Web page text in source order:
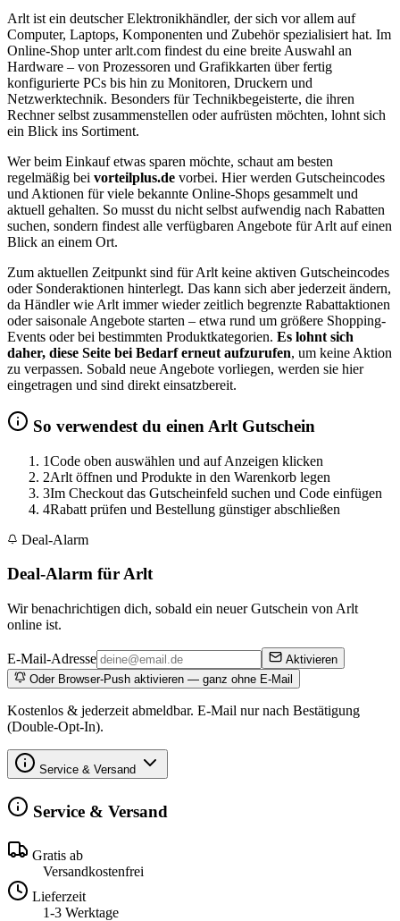
Arlt ist ein deutscher Elektronikhändler, der sich vor allem auf
Computer, Laptops, Komponenten und Zubehör spezialisiert hat. Im
Online-Shop unter arlt.com findest du eine breite Auswahl an
Hardware – von Prozessoren und Grafikkarten über fertig
konfigurierte PCs bis hin zu Monitoren, Druckern und
Netzwerktechnik. Besonders für Technikbegeisterte, die ihren
Rechner selbst zusammenstellen oder aufrüsten möchten, lohnt sich
ein Blick ins Sortiment.
Wer beim Einkauf etwas sparen möchte, schaut am besten
regelmäßig bei vorteilplus.de vorbei. Hier werden Gutscheincodes
und Aktionen für viele bekannte Online-Shops gesammelt und
aktuell gehalten. So musst du nicht selbst aufwendig nach Rabatten
suchen, sondern findest alle verfügbaren Angebote für Arlt auf einen
Blick an einem Ort.
Zum aktuellen Zeitpunkt sind für Arlt keine aktiven Gutscheincodes
oder Sonderaktionen hinterlegt. Das kann sich aber jederzeit ändern,
da Händler wie Arlt immer wieder zeitlich begrenzte Rabattaktionen
oder saisonale Angebote starten – etwa rund um größere Shopping-
Events oder bei bestimmten Produktkategorien. Es lohnt sich
daher, diese Seite bei Bedarf erneut aufzurufen, um keine Aktion
zu verpassen. Sobald neue Angebote vorliegen, werden sie hier
eingetragen und sind direkt einsatzbereit.
So verwendest du einen Arlt Gutschein
1Code oben auswählen und auf Anzeigen klicken
2Arlt öffnen und Produkte in den Warenkorb legen
3Im Checkout das Gutscheinfeld suchen und Code einfügen
4Rabatt prüfen und Bestellung günstiger abschließen
Deal-Alarm
Deal-Alarm für Arlt
Wir benachrichtigen dich, sobald ein neuer Gutschein von Arlt
online ist.
E-Mail-Adresse
Aktivieren
Oder Browser-Push aktivieren — ganz ohne E-Mail
Kostenlos & jederzeit abmeldbar. E-Mail nur nach Bestätigung
(Double-Opt-In).
Service & Versand
Service & Versand
Gratis ab
Versandkostenfrei
Lieferzeit
1-3 Werktage